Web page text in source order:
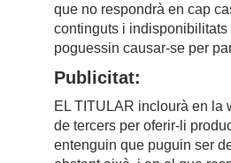
que no respondrà en cap
continguts i
poguessin causar-se per
Publicitat:
EL TITULAR inclourà en la
de tercers per oferir-li
entenguin que puguin ser